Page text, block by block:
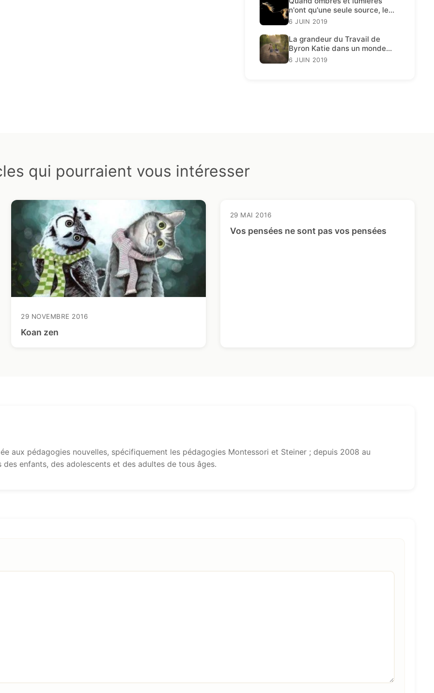
n'ont qu'une seule source, le
Travail de Katie est présent.
6 JUIN 2019
La grandeur du Travail de
Byron Katie dans un monde
décadent
6 JUIN 2019
qui pourraient vous intéresser
29 NOVEMBRE 2016
Koan zen
29 MAI 2016
Vos pensées ne sont pas vos pensées
aux pédagogies nouvelles, spécifiquement les pédagogies Montessori et Steiner ; depuis 2008 au
enfants, des adolescents et des adultes de tous âges.